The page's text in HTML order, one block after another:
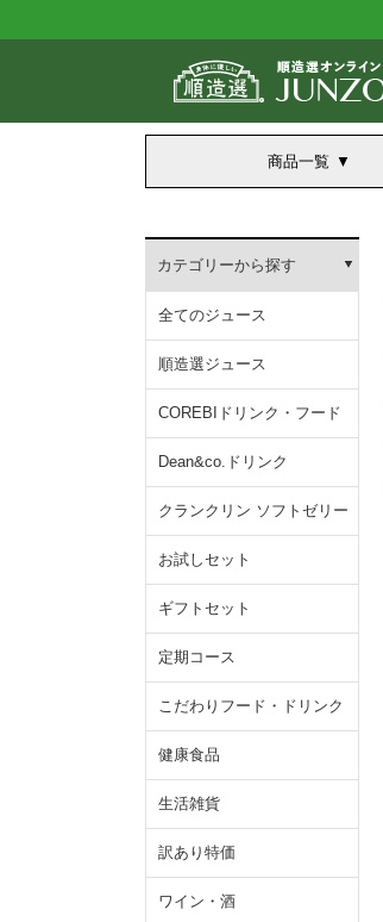
商品一覧
カテゴリーから探す
全てのジュース
順造選ジュース
COREBIドリンク・フード
Dean&co.ドリンク
クランクリン ソフトゼリー
お試しセット
ギフトセット
定期コース
こだわりフード・ドリンク
健康食品
生活雑貨
訳あり特価
ワイン・酒